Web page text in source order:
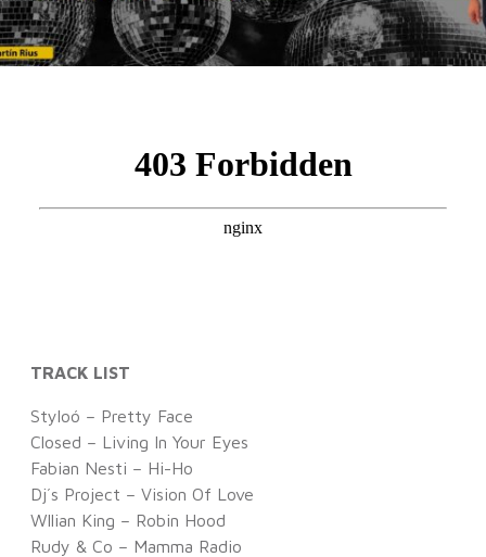
TRACK LIST
Styloó – Pretty Face
Closed – Living In Your Eyes
Fabian Nesti – Hi-Ho
Dj´s Project – Vision Of Love
Wllian King – Robin Hood
Rudy & Co – Mamma Radio